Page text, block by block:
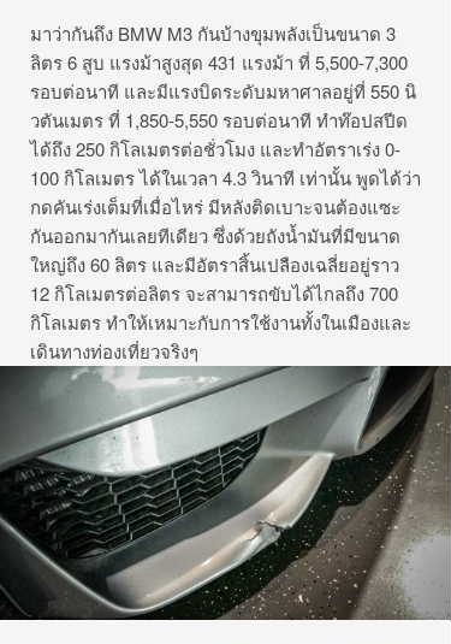
มาว่ากันถึง BMW M3 กันบ้างขุมพลังเป็นขนาด 3
ลิตร 6 สูบ แรงม้าสูงสุด 431 แรงม้า ที่ 5,500-7,300
รอบต่อนาที และมีแรงบิดระดับมหาศาลอยู่ที่ 550 นิ
วตันเมตร ที่ 1,850-5,550 รอบต่อนาที ทำท๊อปสปีด
ได้ถึง 250 กิโลเมตรต่อชั่วโมง และทำอัตราเร่ง 0-
100 กิโลเมตร ได้ในเวลา 4.3 วินาที เท่านั้น พูดได้ว่า
กดคันเร่งเต็มที่เมื่อไหร่ มีหลังติดเบาะจนต้องแซะ
กันออกมากันเลยทีเดียว ซึ่งด้วยถังน้ำมันที่มีขนาด
ใหญ่ถึง 60 ลิตร และมีอัตราสิ้นเปลืองเฉลี่ยอยู่ราว
12 กิโลเมตรต่อลิตร จะสามารถขับได้ไกลถึง 700
กิโลเมตร ทำให้เหมาะกับการใช้งานทั้งในเมืองและ
เดินทางท่องเที่ยวจริงๆ